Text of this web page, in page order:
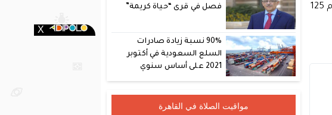
مانيكا غاندي بحث الحكومة الهندية وقف تلك الممارسات الأسبوع الماضي عبر منصة تويتر وقام 125
فصل في قرى “حياة كريمة”
90% نسبة زيادة صادرات
السلع السعودية في أكتوبر
2021 على أساس سنوي